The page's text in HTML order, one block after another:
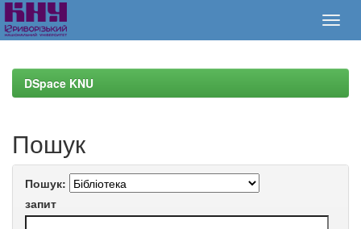
navigationDSpace KNU
Пошук
Пошук:
запит